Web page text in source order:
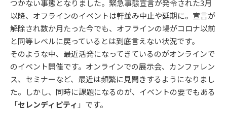
つかない事態となりました。緊急事態宣言が発令された3月
以降、オフラインのイベントは軒並み中止や延期に。宣言が
解除され数か月たった今でも、オフラインの場がコロナ以前
と同等レベルに戻っているとは到底言えない状況です。
そのような中、最近活発になってきているのがオンラインで
のイベント開催です。オンラインでの展示会、カンファレン
ス、セミナーなど、最近は頻繁に見聞きするようになりまし
た。しかし、同時に課題になるのが、イベントの要でもある
「セレンディピティ 」です。